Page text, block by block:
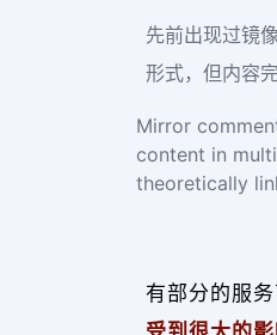
先前出现过镜
形式，但内容
Mirror
content in
theoretically
有部分的服